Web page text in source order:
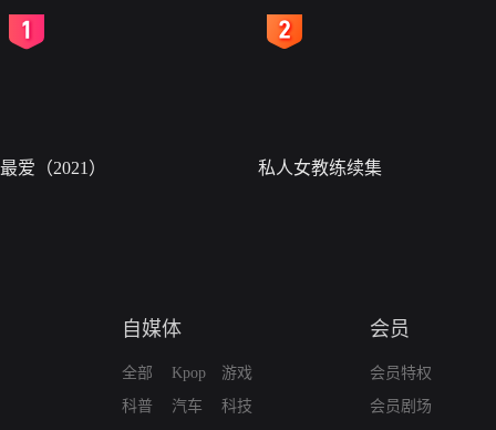
最爱（2021） 私人女教练续集
自媒体
全部
科普
Kpop
汽车
游戏
科技
会员
会员特权
会员剧场